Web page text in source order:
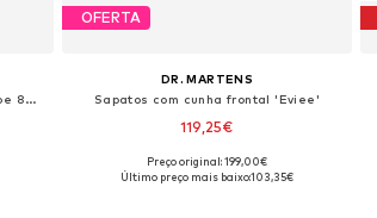
Sapato com atacadores '5 Tie Shoe 8053'
OFERTA
DR. MARTENS
Sapatos com cunha frontal 'Eviee'
119,25€
Disponível em vários tamanhos
Preço original: 199,00€
Último preço mais baixo:103,35€